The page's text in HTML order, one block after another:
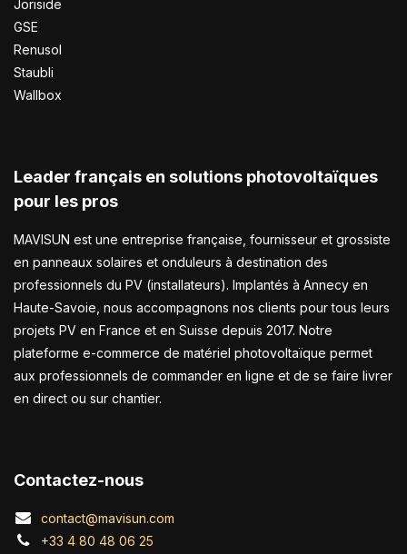
Joriside
GSE
Renusol
Staubli
Wallbox
Leader français en solutions photovoltaïques
pour les pros
MAVISUN est une entreprise française, fournisseur et grossiste
en panneaux solaires et onduleurs à destination des
professionnels du PV (installateurs). Implantés à Annecy en
Haute-Savoie, nous accompagnons nos clients pour tous leurs
projets PV en France et en Suisse depuis 2017. Notre
plateforme e-commerce de matériel photovoltaïque permet
aux professionnels de commander en ligne et de se faire livrer
en direct ou sur chantier.
Contactez-nous
contact@mavisun.com
+33 4 80 48 06 25